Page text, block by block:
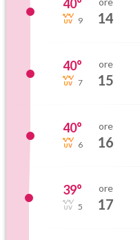
40°
9 14
40°
7
ore
15
40°
6
ore
16
39°
5
ore
17